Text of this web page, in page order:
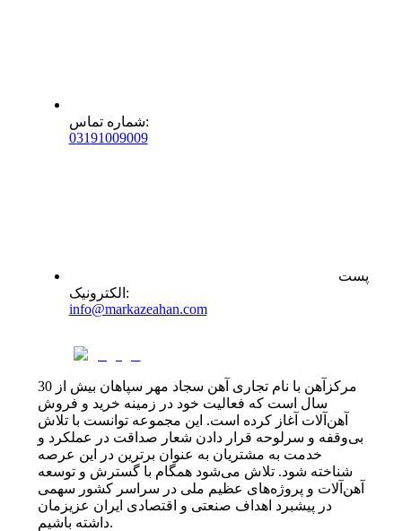
شماره تماس:
03191009009
پست
الکترونیک :
info@markazeahan.com
مرکزآهن با نام تجاری آهن سجاد مهر سپاهان بیش از 30
سال است که فعالیت خود در زمینه خرید و فروش
آهن‌آلات آغاز کرده است. این مجموعه توانست با تلاش
بی‌وقفه و سرلوحه قرار دادن شعار صداقت در عملکرد و
خدمت به مشتریان به عنوان برترین در این عرصه
شناخته شود. تلاش می‌شود همگام با گسترش و توسعه
آهن‌آلات و پروژه‌های عظیم ملی در سراسر کشور سهمی
در پیشبرد اهداف صنعتی و اقتصادی ایران عزیزمان
داشته باشیم.